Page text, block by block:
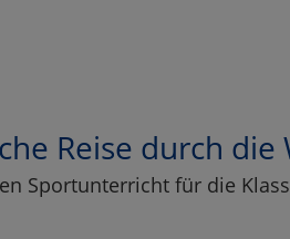
Reise durch die
Sportunterricht für die